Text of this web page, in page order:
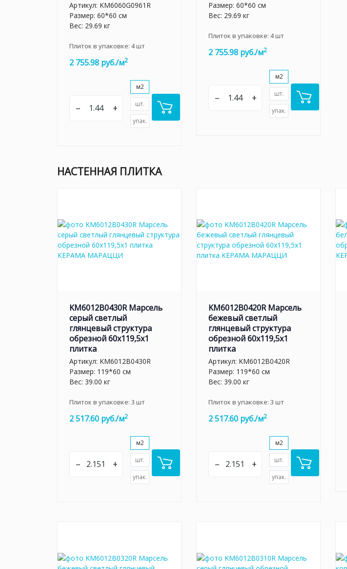
Артикул: KM6060G0961R
Размер: 60*60 см
Вес: 29.69 кг
Плиток в упаковке: 4шт
2 755.98 руб./м2
– +
м2
шт.
упак.
Размер: 60*60 см
Вес: 29.69 кг
Плиток в упаковке: 4шт
2 755.98 руб./м2
– +
м2
шт.
упак.
НАСТЕННАЯ ПЛИТКА
KM6012B0430R Марсель
серый светлый
глянцевый структура
обрезной 60x119,5x1
плитка
Артикул: KM6012B0430R
Размер: 119*60 см
Вес: 39.00 кг
Плиток в упаковке: 3 шт
2 517.60 руб./м2
– +
м2
шт.
упак.
KM6012B0420R Марсель
бежевый светлый
глянцевый структура
обрезной 60x119,5x1
плитка
Артикул: KM6012B0420R
Размер: 119*60 см
Вес: 39.00 кг
Плиток в упаковке: 3 шт
2 517.60 руб./м2
– +
м2
шт.
упак.